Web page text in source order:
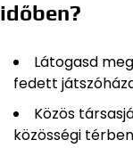
időben?
Látogasd
fedett
Közös
közösségi térben